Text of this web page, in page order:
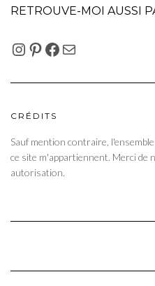
RETROUVE-MOI AUSSI
INSTAGRAM
PINTEREST
FACEBOOK
E-MAIL
CRÉDITS
Sauf mention contraire,
ce site m'appartiennent. Merci de
autorisation.